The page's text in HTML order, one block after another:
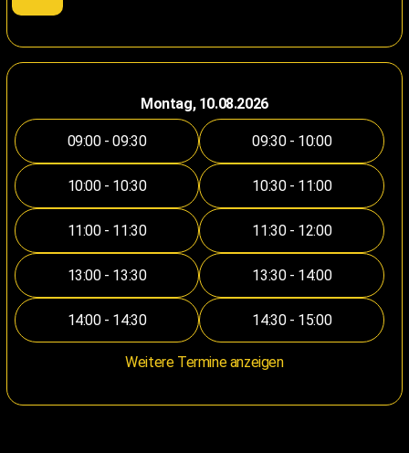
Montag, 10.08.2026
09:00 - 09:30 09:30 - 10:00
10:00 - 10:30 10:30 - 11:00
11:00 - 11:30 11:30 - 12:00
13:00 - 13:30 13:30 - 14:00
14:00 - 14:30 14:30 - 15:00
Weitere Termine anzeigen